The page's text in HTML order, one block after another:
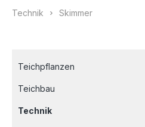
Technik Skimmer
Teichpflanzen
Teichbau
Technik